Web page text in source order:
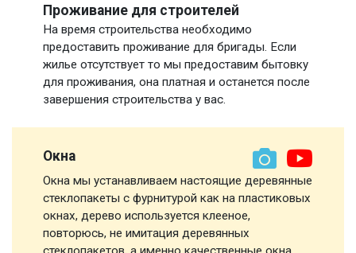
Проживание для строителей
На время строительства необходимо
предоставить проживание для бригады. Если
жилье отсутствует то мы предоставим бытовку
для проживания, она платная и останется после
завершения строительства у вас.
Окна
Окна мы устанавливаем настоящие деревянные
стеклопакеты с фурнитурой как на пластиковых
окнах, дерево используется клееное,
повторюсь, не имитация деревянных